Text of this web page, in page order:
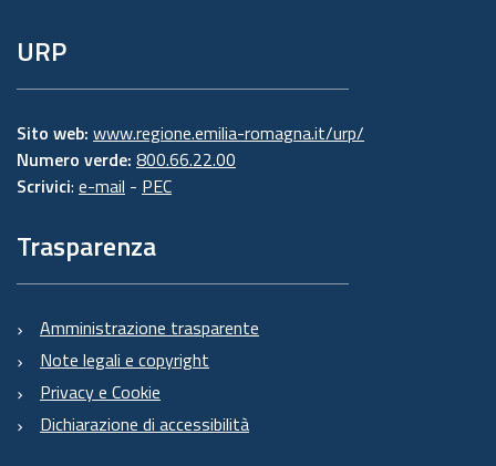
URP
Sito web: www.regione.emilia-romagna.it/urp/
Numero verde: 800.66.22.00
Scrivici: e-mail - PEC
Trasparenza
Amministrazione trasparente
Note legali e copyright
Privacy e Cookie
Dichiarazione di accessibilità